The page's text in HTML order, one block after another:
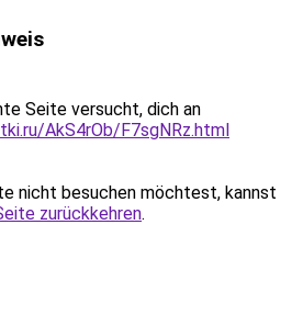
Seite versucht, dich an
AkS4rOb/F7sgNRz.html
nicht besuchen möchtest, kannst
zurückkehren.